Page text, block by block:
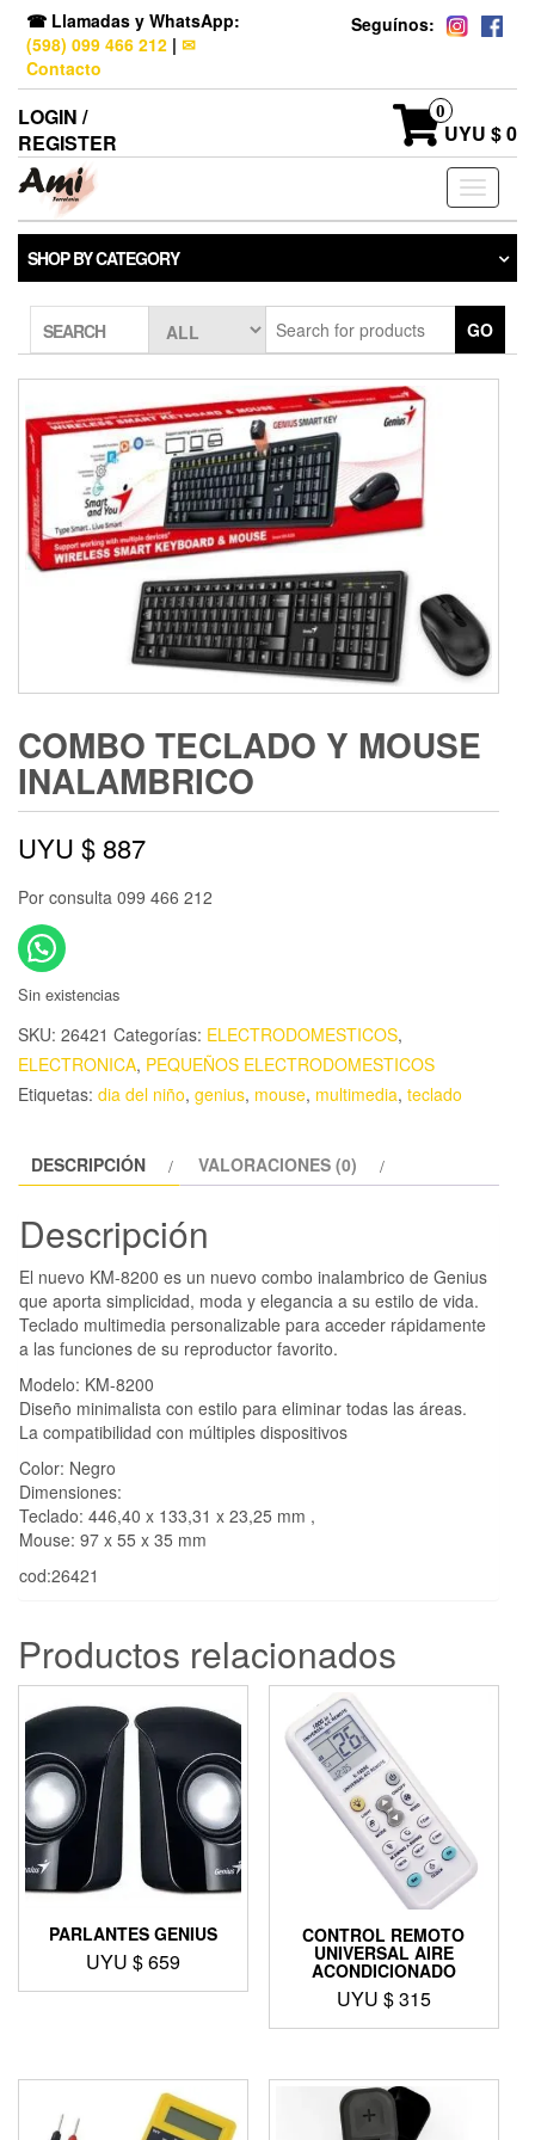
☎ Llamadas y WhatsApp:
(598) 099 466 212 | ✉
Contacto
Seguínos:
LOGIN /
REGISTER
0
UYU $ 0
Toggle
SHOP BY CATEGORY
SEARCH GO
COMBO TECLADO Y MOUSE
INALAMBRICO
UYU $887
Por consulta 099 466 212
Sin existencias
SKU: 26421 Categorías: ELECTRODOMESTICOS,
ELECTRONICA, PEQUEÑOS ELECTRODOMESTICOS
Etiquetas: dia del niño, genius, mouse, multimedia, teclado
DESCRIPCIÓN VALORACIONES (0)
Descripción
El nuevo KM-8200 es un nuevo combo inalambrico de Genius
que aporta simplicidad, moda y elegancia a su estilo de vida.
Teclado multimedia personalizable para acceder rápidamente
a las funciones de su reproductor favorito.
Modelo: KM-8200
Diseño minimalista con estilo para eliminar todas las áreas.
La compatibilidad con múltiples dispositivos
Color: Negro
Dimensiones:
Teclado: 446,40 x 133,31 x 23,25 mm ,
Mouse: 97 x 55 x 35 mm
cod:26421
Productos relacionados
PARLANTES GENIUS
UYU $659
CONTROL REMOTO
UNIVERSAL AIRE
ACONDICIONADO
UYU $315